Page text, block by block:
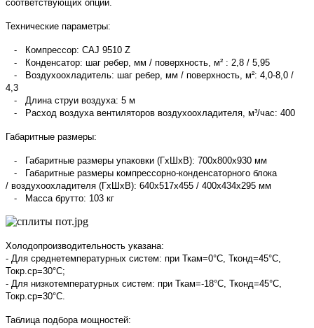
соответствующих опций.
Технические параметры:
- Компрессор: CAJ 9510 Z
- Конденсатор: шаг ребер, мм / поверхность, м² : 2,8 / 5,95
- Воздухоохладитель: шаг ребер, мм / поверхность, м²: 4,0-8,0 /
4,3
- Длина струи воздуха: 5 м
- Расход воздуха вентиляторов воздухоохладителя, м³/час: 400
Габаритные размеры:
- Габаритные размеры упаковки (ГхШхВ): 700х800х930 мм
- Габаритные размеры компрессорно-конденсаторного блока
/ воздухоохладителя (ГхШхВ): 640х517х455 / 400х434х295 мм
- Масса брутто: 103 кг
Холодопроизводительность указана:
- Для среднетемпературных систем: при Ткам=0°С, Тконд=45°С,
Токр.ср=30°С;
- Для низкотемпературных систем: при Ткам=-18°С, Тконд=45°С,
Токр.ср=30°С.
Таблица подбора мощностей: